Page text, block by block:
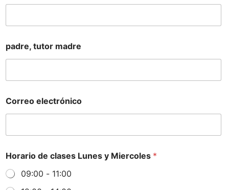
padre, tutor madre
Correo electrónico
Horario de clases Lunes y Miercoles *
09:00 - 11:00